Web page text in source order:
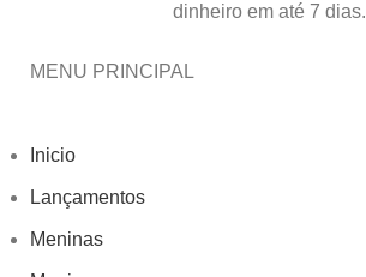
dinheiro em até 7 dias.
MENU PRINCIPAL
Inicio
Lançamentos
Meninas